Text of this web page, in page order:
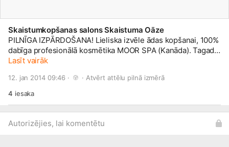
Skaistumkopšanas salons Skaistuma Oāze
PILNĪGA IZPĀRDOŠANA! Lieliska izvēle ādas kopšanai, 100%
dabīga profesionālā kosmētika MOOR SPA (Kanāda). Tagad
šo kosmētiku vari iegādāties ar -40% atlaidi! Produktus vari
Savukārt tos iegādāties vari rakstot mums facebook vai uz
e-pastu skaistuma.oaze@
administratori pa tālruni +371 27762006. Gaidīsim ciemos!
Lasīt vairāk
12. jan 2014 09:46 · · Atvērt attēlu pilnā izmērā
4 iesaka
Autorizējies, lai komentētu